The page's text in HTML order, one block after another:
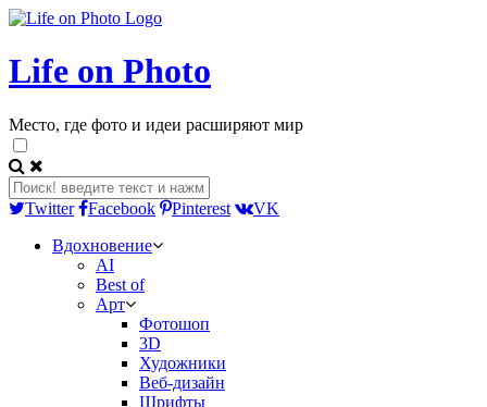
Life on Photo
Место, где фото и идеи расширяют мир
Twitter Facebook Pinterest
VK
Вдохновение
AI
Best of
Арт
Фотошоп
3D
Художники
Веб-дизайн
Шрифты